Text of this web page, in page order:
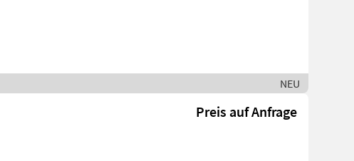
NEU
Preis auf Anfrage